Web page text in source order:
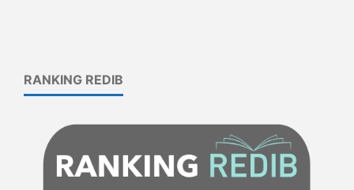
RANKING REDIB